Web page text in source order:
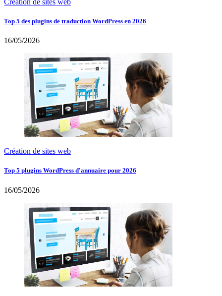
Création de sites web
Top 5 des plugins de traduction WordPress en 2026
16/05/2026
Création de sites web
Top 5 plugins WordPress d'annuaire pour 2026
16/05/2026